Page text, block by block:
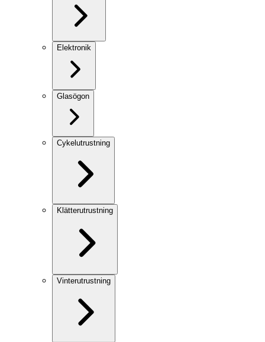
Elektronik
Glasögon
Cykelutrustning
Klätterutrustning
Vinterutrustning